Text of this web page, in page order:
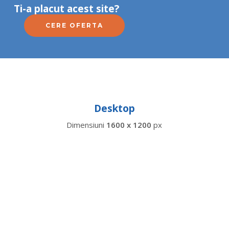
Ti-a placut acest site?
CERE OFERTA
Desktop
Dimensiuni 1600 x 1200 px